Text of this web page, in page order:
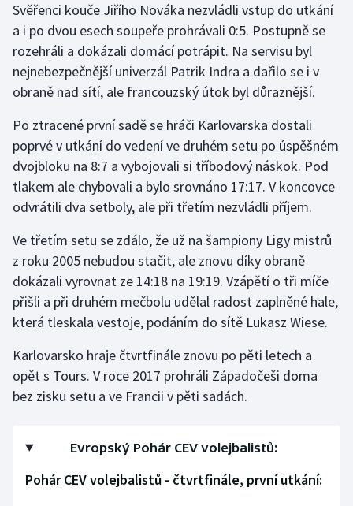
Futsal
Golf
Gymnastika
Házená
Jezdectví
Judo
Krasobruslení
Lezení
Lyže a snowboard
Moderní pětiboj
Motorsport
Parasport
Svěřenci kouče Jiřího Nováka nezvládli vstup do utkání
a i po dvou esech soupeře prohrávali 0:5. Postupně se
rozehráli a dokázali domácí potrápit. Na servisu byl
nejnebezpečnější univerzál Patrik Indra a dařilo se i v
obraně nad sítí, ale francouzský útok byl důraznější.
Po ztracené první sadě se hráči Karlovarska dostali
poprvé v utkání do vedení ve druhém setu po úspěšném
dvojbloku na 8:7 a vybojovali si tříbodový náskok. Pod
tlakem ale chybovali a bylo srovnáno 17:17. V koncovce
odvrátili dva setboly, ale při třetím nezvládli příjem.
Ve třetím setu se zdálo, že už na šampiony Ligy mistrů
z roku 2005 nebudou stačit, ale znovu díky obraně
dokázali vyrovnat ze 14:18 na 19:19. Vzápětí o tři míče
přišli a při druhém mečbolu udělal radost zaplněné hale,
která tleskala vestoje, podáním do sítě Lukasz Wiese.
Karlovarsko hraje čtvrtfinále znovu po pěti letech a
opět s Tours. V roce 2017 prohráli Západočeši doma
bez zisku setu a ve Francii v pěti sadách.
Evropský Pohár CEV volejbalistů:
Pohár CEV volejbalistů - čtvrtfinále, první utkání: